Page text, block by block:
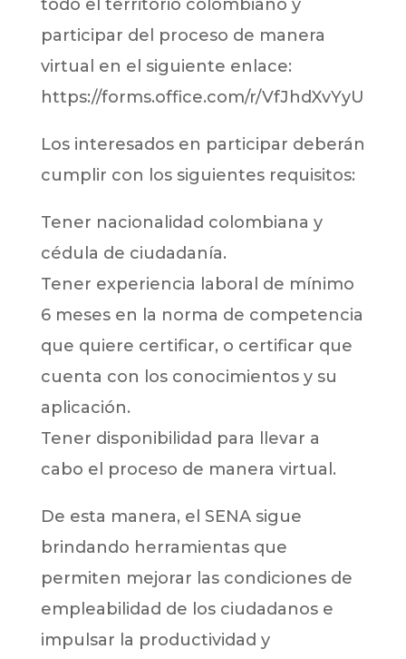
todo el territorio colombiano y
participar del proceso de manera
virtual en el siguiente enlace:
https://forms.office.com/r/VfJhdXvYyU
Los interesados en participar deberán
cumplir con los siguientes requisitos:
Tener nacionalidad colombiana y
cédula de ciudadanía.
Tener experiencia laboral de mínimo
6 meses en la norma de competencia
que quiere certificar, o certificar que
cuenta con los conocimientos y su
aplicación.
Tener disponibilidad para llevar a
cabo el proceso de manera virtual.
De esta manera, el SENA sigue
brindando herramientas que
permiten mejorar las condiciones de
empleabilidad de los ciudadanos e
impulsar la productividad y